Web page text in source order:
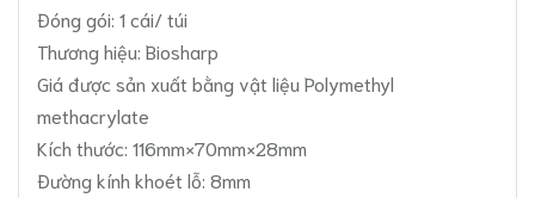
Đóng gói: 1 cái/ túi
Thương hiệu: Biosharp
Giá được sản xuất bằng vật liệu Polymethyl
methacrylate
Kích thước: 116mm×70mm×28mm
Đường kính khoét lỗ: 8mm